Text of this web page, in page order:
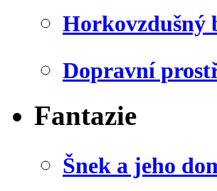
Horkovzdušný
Dopravní
Fantazie
Šnek a jeho